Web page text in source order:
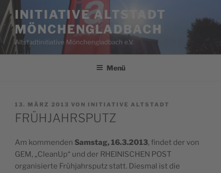
Zum
Inhalt
springen
INITIATIVE ALTSTADT
MÖNCHENGLADBACH
Altstadtinitiative Mönchengladbach e.V.
Menü
VERÖFFENTLICHT
AM
13. MÄRZ 2013 VON INITIATIVE ALTSTADT
FRÜHJAHRSPUTZ
Am kommenden Samstag, 16.3.2013, findet der von
GEM, „CleanUp“ und der RHEINISCHEN POST
organisierte Frühjahrsputz statt. Diesmal ist die